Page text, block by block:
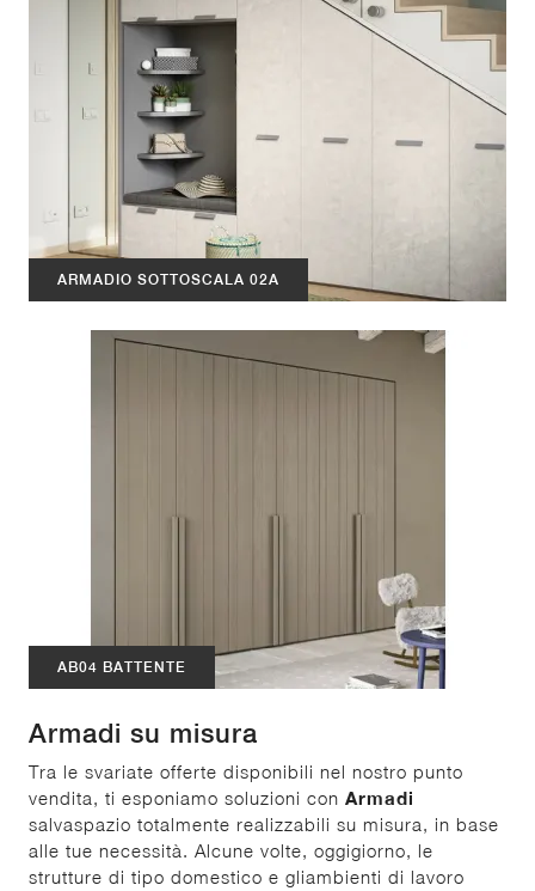
ARMADIO SOTTOSCALA 02A
AB04 BATTENTE
Armadi su misura
Tra le svariate offerte disponibili nel nostro punto
vendita, ti esponiamo soluzioni con Armadi
salvaspazio totalmente realizzabili su misura, in base
alle tue necessità. Alcune volte, oggigiorno, le
strutture di tipo domestico e gliambienti di lavoro